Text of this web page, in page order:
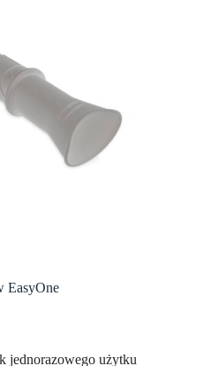
EasyOne
jednorazowego użytku